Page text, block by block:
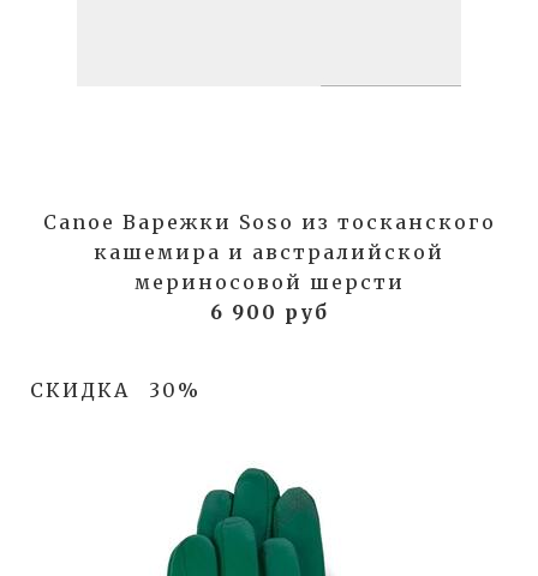
Canoe Варежки Soso из тосканского
кашемира и австралийской
мериносовой шерсти
6 900 руб
СКИДКА 30%